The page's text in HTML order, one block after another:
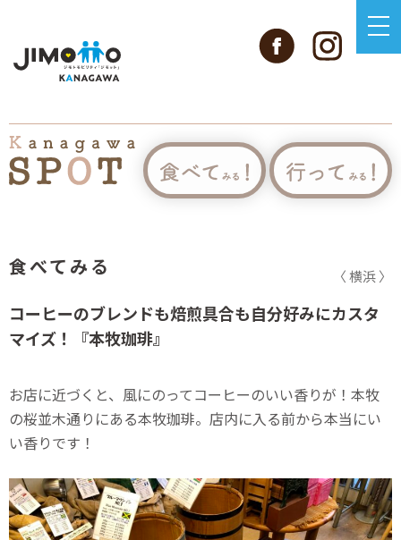
食べてみる 〈 横浜 〉
コーヒーのブレンドも焙煎具合も自分好みにカスタ
マイズ！『本牧珈琲』
お店に近づくと、風にのってコーヒーのいい香りが！本牧
の桜並木通りにある本牧珈琲。店内に入る前から本当にい
い香りです！